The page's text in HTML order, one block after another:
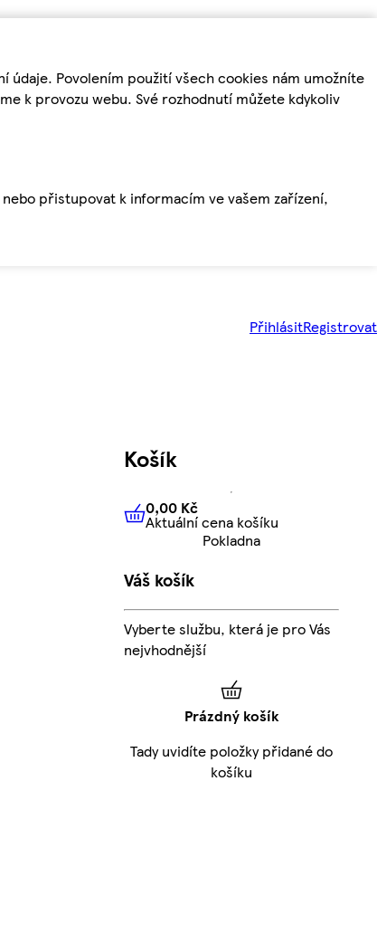
údaje. Povolením použití všech cookies nám umožníte
k provozu webu. Své rozhodnutí můžete kdykoliv
přistupovat k informacím ve vašem zařízení,
PřihlásitRegistrovat
Košík
0,00 KčAktuální cena košíku
0,00 Kč
Aktuální cena košíku
Pokladna
Váš košík
Vyberte službu, která je pro Vás
nejvhodnější
Prázdný košík
Tady uvidíte položky přidané do
košíku